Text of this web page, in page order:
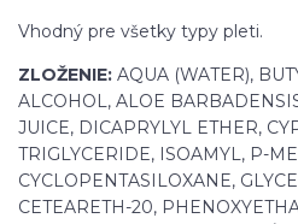
Vhodný pre všetky typy pleti.
ZLOŽENIE: AQUA (WATER),
ALCOHOL, ALOE
JUICE, DICAPRYLYL ETHER,
TRIGLYCERIDE, ISOAMYL, P-
CYCLOPENTASILOXANE,
CETEARETH-20,